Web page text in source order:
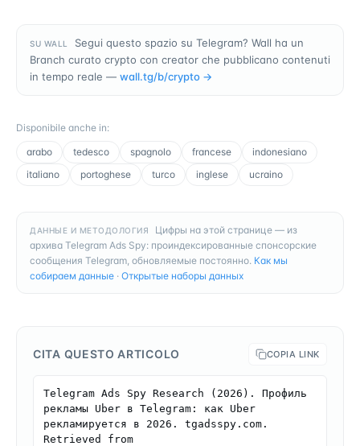
SU WALL
Segui questo spazio su Telegram? Wall ha un
Branch curato crypto con creator che pubblicano contenuti
in tempo reale — wall.tg/b/crypto →
Disponibile anche in:
arabo
tedesco spagnolo francese
indonesiano
italiano
portoghese turco inglese ucraino
ДАННЫЕ И МЕТОДОЛОГИЯ
Цифры на этой странице — из
архива Telegram Ads Spy: проиндексированные спонсорские
сообщения Telegram, обновляемые постоянно. Как мы
собираем данные · Открытые наборы данных
CITA QUESTO ARTICOLO COPIA LINK
Telegram Ads Spy Research (2026). Профиль
рекламы Uber в Telegram: как Uber
рекламируется в 2026. tgadsspy.com.
Retrieved from